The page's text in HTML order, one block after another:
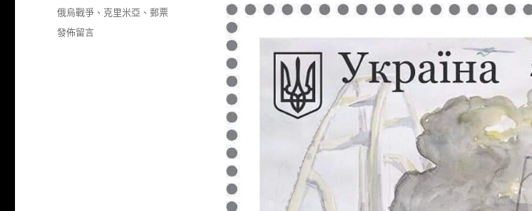
期:
類
標
籤
俄烏戰爭 、 克里米亞 、郵票
在
發佈留言